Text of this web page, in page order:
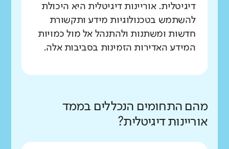
דיגיטלית. אוריינות דיגיטלית היא היכולת
להשתמש בטכנולוגיות מידע ותקשורת
חדשות ומשתנות ולהתנהל אל מול כמויות
המידע האדירות הזמינות בסביבות אלה.
מהם התחומים הנכללים בממד
אוריינות דיגיטלית?